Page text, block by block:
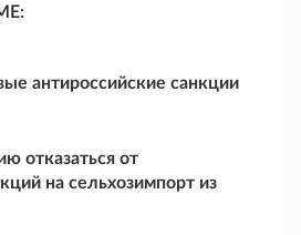
антироссийские санкции
отказаться от
на сельхозимпорт из